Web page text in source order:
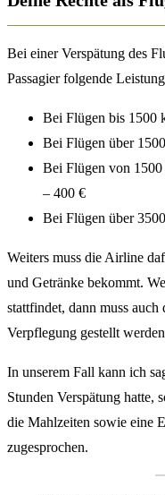
Bei einer Verspätung des
Passagier folgende
Bei Flügen bis 1500
Bei Flügen über
Bei Flügen von
– 400 €
Bei Flügen über
Weiters muss die Airline
und Getränke bekommt.
stattfindet, dann muss
Verpflegung gestellt
In unserem Fall kann ich
Stunden Verspätung hatte,
die Mahlzeiten sowie eine
zugesprochen.